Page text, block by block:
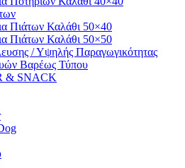
Πιάτων Καλάθι 50×40
Πιάτων Καλάθι 50×50
/ Υψηλής Παραγωγικότητας
Βαρέως Τύπου
SNACK